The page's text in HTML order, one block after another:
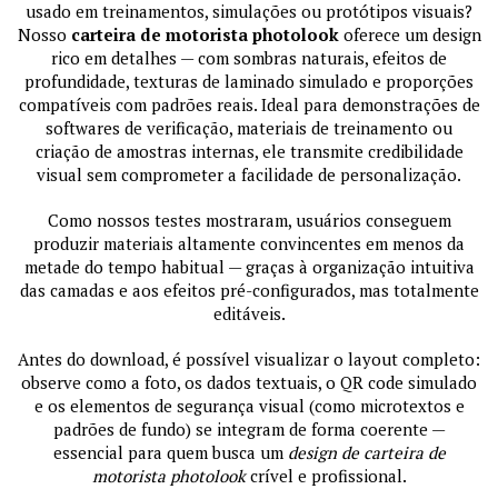
usado em treinamentos, simulações ou protótipos visuais?
Nosso carteira de motorista photolookoferece um design
rico em detalhes — com sombras naturais, efeitos de
profundidade, texturas de laminado simulado e proporções
compatíveis com padrões reais. Ideal para demonstrações de
softwares de verificação, materiais de treinamento ou
criação de amostras internas, ele transmite credibilidade
visual sem comprometer a facilidade de personalização.
Como nossos testes mostraram, usuários conseguem
produzir materiais altamente convincentes em menos da
metade do tempo habitual — graças à organização intuitiva
das camadas e aos efeitos pré-configurados, mas totalmente
editáveis.
Antes do download, é possível visualizar o layout completo:
observe como a foto, os dados textuais, o QR code simulado
e os elementos de segurança visual (como microtextos e
padrões de fundo) se integram de forma coerente —
essencial para quem busca um design de carteira de
motorista photolookcrível e profissional.